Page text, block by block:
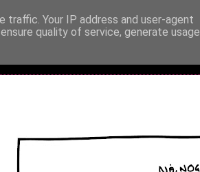
Your IP address and user-agent
quality of service, generate usage